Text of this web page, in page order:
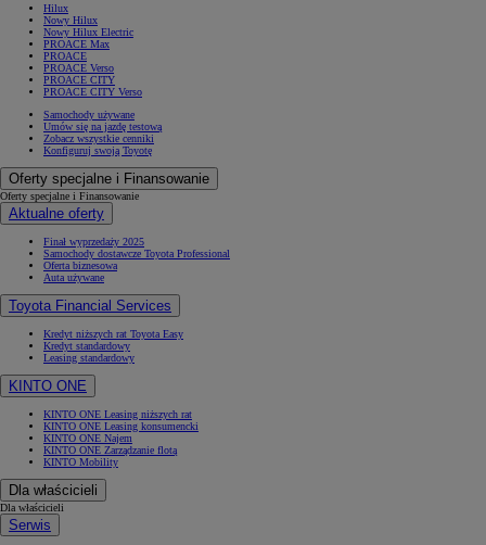
Hilux
Nowy Hilux
Nowy Hilux Electric
PROACE Max
PROACE
PROACE Verso
PROACE CITY
PROACE CITY Verso
Samochody używane
Umów się na jazdę testową
Zobacz wszystkie cenniki
Konfiguruj swoją Toyotę
Oferty specjalne i Finansowanie
Oferty specjalne i Finansowanie
Aktualne oferty
Finał wyprzedaży 2025
Samochody dostawcze Toyota Professional
Oferta biznesowa
Auta używane
Toyota Financial Services
Kredyt niższych rat Toyota Easy
Kredyt standardowy
Leasing standardowy
KINTO ONE
KINTO ONE Leasing niższych rat
KINTO ONE Leasing konsumencki
KINTO ONE Najem
KINTO ONE Zarządzanie flotą
KINTO Mobility
Dla właścicieli
Dla właścicieli
Serwis